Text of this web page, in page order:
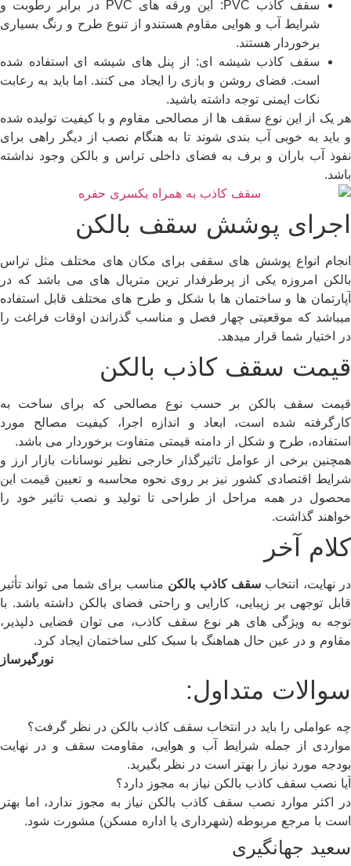
سقف کاذب PVC: این ورقه های PVC در برابر رطوبت و
شرایط آب و هوایی مقاوم هستندو از تنوع طرح و رنگ بسیاری
برخوردار هستند.
سقف کاذب شیشه ای: از پنل های شیشه ای استفاده شده
است. فضای روشن و بازی را ایجاد می کنند. اما باید به رعابت
نکات ایمنی توجه داشته باشید.
هر یک از این نوع سقف ها از مصالحی مقاوم و با کیفیت تولیده شده
و باید به خوبی آب بندی شوند تا به هنگام نصب از دیگر راهی برای
نفوذ آب باران و برف به فضای داخلی تراس و بالکن وجود نداشته
باشد.
اجرای پوشش سقف بالکن
انجام انواع پوشش های سقفی برای مکان های مختلف مثل تراس
بالکن امروزه یکی از پرطرفدار ترین متریال های می باشد که در
آپارتمان ها و ساختمان ها با شکل و طرح های مختلف قابل استفاده
میباشد که موقعیتی چهار فصل و مناسب گذراندن اوقات فراغت را
در اختیار شما قرار میدهد.
قیمت سقف کاذب بالکن
قیمت سقف بالکن بر حسب نوع مصالحی که برای ساخت به
کارگرفته شده است، ابعاد و اندازه اجرا، کیفیت مصالح مورد
استفاده، طرح و شکل از دامنه قیمتی متفاوت برخوردار می باشد.
همچنین برخی از عوامل تاثیرگذار خارجی نظیر نوسانات بازار ارز و
شرایط اقتصادی کشور نیز بر روی نحوه محاسبه و تعیین قیمت این
محصول در همه مراحل از طراحی تا تولید و نصب تاثیر خود را
خواهند گذاشت.
کلام آخر
در نهایت، انتخابسقف کاذب بالکن مناسب برای شما می تواند تأثیر
قابل توجهی بر زیبایی، کارایی و راحتی فضای بالکن داشته باشد. با
توجه به ویژگی های هر نوع سقف کاذب، می توان فضایی دلپذیر،
مقاوم و در عین حال هماهنگ با سبک کلی ساختمان ایجاد کرد.
نورگیرساز
سوالات متداول:
چه عواملی را باید در انتخاب سقف کاذب بالکن در نظر گرفت؟
مواردی از جمله شرایط آب و هوایی، مقاومت سقف و در نهایت
بودجه مورد نیاز را بهتر است در نظر بگیرید.
آیا نصب سقف کاذب بالکن نیاز به مجوز دارد؟
در اکثر موارد نصب سقف کاذب بالکن نیاز به مجوز ندارد، اما بهتر
است با مرجع مربوطه (شهرداری یا اداره مسکن) مشورت شود.
سعید جهانگیری